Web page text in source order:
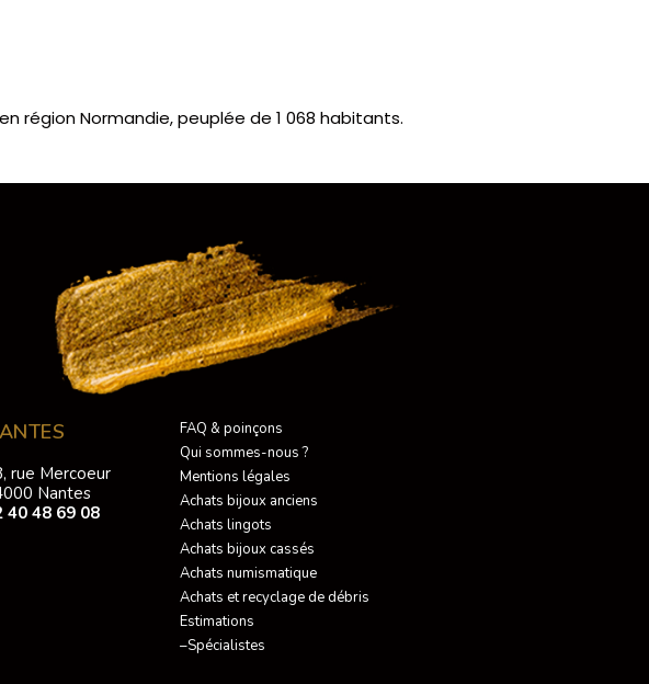
Normandie, peuplée de 1 068 habitants.
rue Mercoeur
Nantes
40 48 69 08
FAQ & poinçons
Qui sommes-nous ?
Mentions légales
Achats bijoux anciens
Achats lingots
Achats bijoux cassés
Achats numismatique
Achats et recyclage de débris
Estimations
–Spécialistes